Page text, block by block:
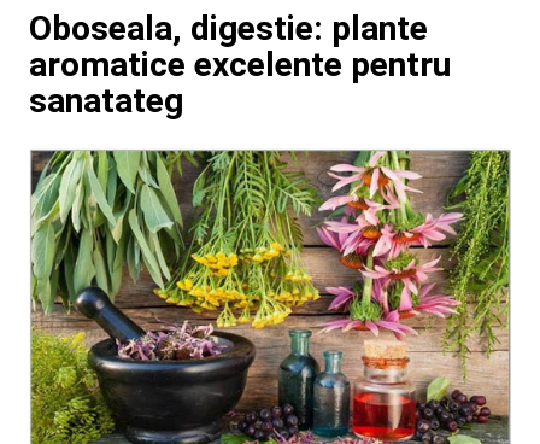
Oboseala, digestie: plante
aromatice excelente pentru
sanatateg